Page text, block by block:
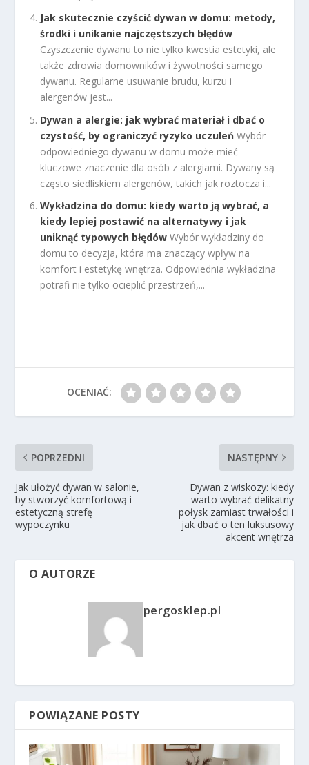
Jak skutecznie czyścić dywan w domu: metody,
środki i unikanie najczęstszych błędów
Czyszczenie dywanu to nie tylko kwestia estetyki, ale
także zdrowia domowników i żywotności samego
dywanu. Regularne usuwanie brudu, kurzu i
alergenów jest...
Dywan a alergie: jak wybrać materiał i dbać o
czystość, by ograniczyć ryzyko uczuleń Wybór
odpowiedniego dywanu w domu może mieć
kluczowe znaczenie dla osób z alergiami. Dywany są
często siedliskiem alergenów, takich jak roztocza i...
Wykładzina do domu: kiedy warto ją wybrać, a
kiedy lepiej postawić na alternatywy i jak
uniknąć typowych błędów Wybór wykładziny do
domu to decyzja, która ma znaczący wpływ na
komfort i estetykę wnętrza. Odpowiednia wykładzina
potrafi nie tylko ocieplić przestrzeń,...
OCENIAĆ:
POPRZEDNI
Jak ułożyć dywan w salonie,
by stworzyć komfortową i
estetyczną strefę
wypoczynku
NASTĘPNY
Dywan z wiskozy: kiedy
warto wybrać delikatny
połysk zamiast trwałości i
jak dbać o ten luksusowy
akcent wnętrza
O AUTORZE
pergosklep.pl
POWIĄZANE POSTY